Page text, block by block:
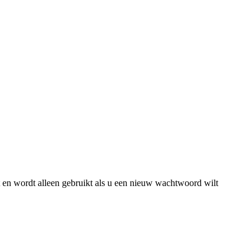
en wordt alleen gebruikt als u een nieuw wachtwoord wilt